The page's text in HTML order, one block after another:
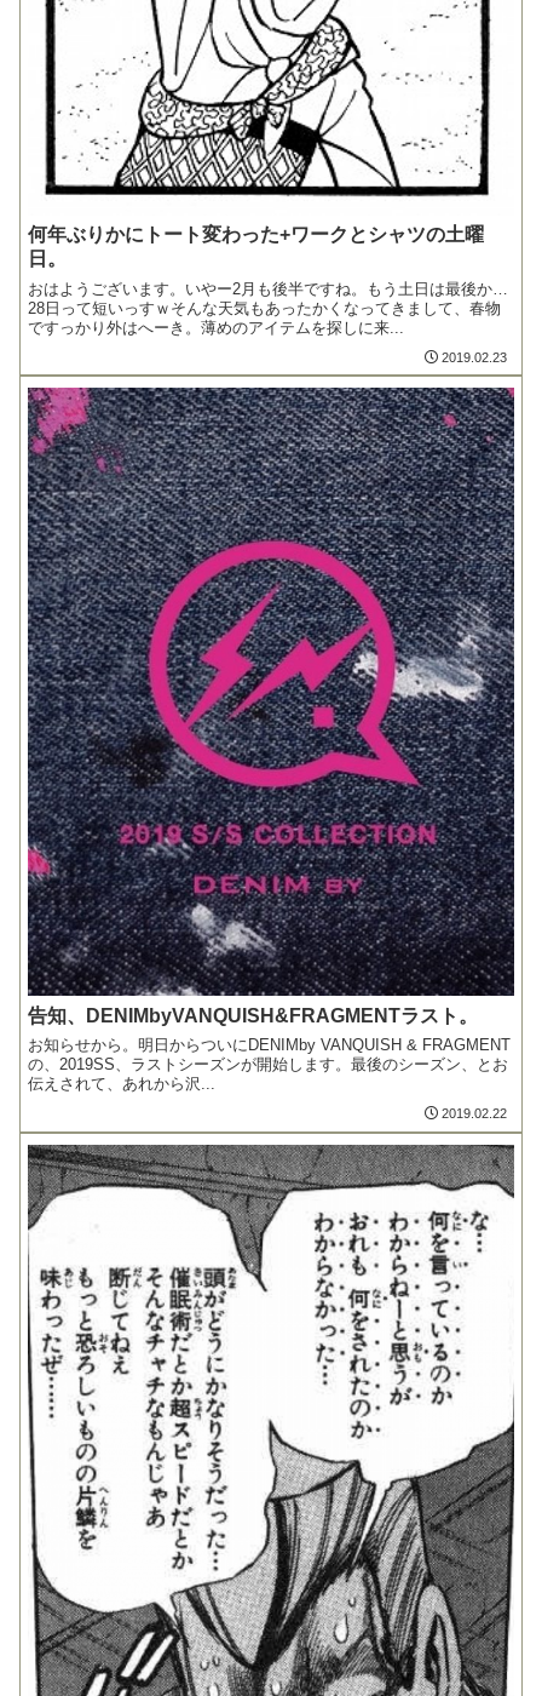
何年ぶりかにトート変わった+ワークとシャツの土曜
日。
おはようございます。いやー2月も後半ですね。もう土日は最後か…
28日って短いっすｗそんな天気もあったかくなってきまして、春物
ですっかり外はへーき。薄めのアイテムを探しに来...
2019.02.23
告知、DENIMbyVANQUISH&FRAGMENTラスト。
お知らせから。明日からついにDENIMby VANQUISH & FRAGMENT
の、2019SS、ラストシーズンが開始します。最後のシーズン、とお
伝えされて、あれから沢...
2019.02.22